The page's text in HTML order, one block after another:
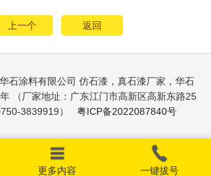
上一个 返回
石涂料有限公司 仿石漆，真石漆厂家，华石
（厂家地址：广东江门市高新区高新东路25
3839919） 粤ICP备2022087840号
更多内容 一键拔号